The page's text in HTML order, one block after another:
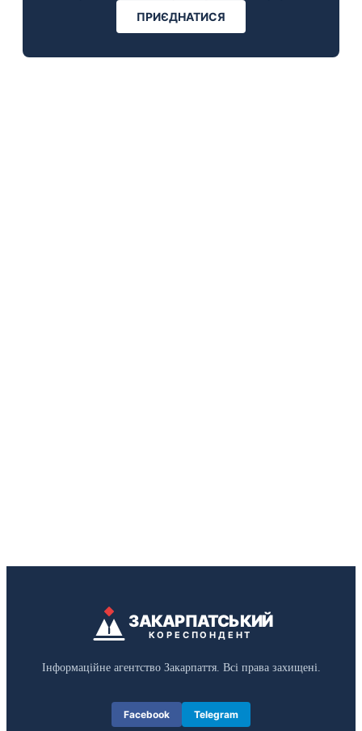
ПРИЄДНАТИСЯ
ЗАКАРПАТСЬКИЙ
КОРЕСПОНДЕНТ
Інформаційне агентство Закарпаття. Всі права захищені.
Facebook Telegram